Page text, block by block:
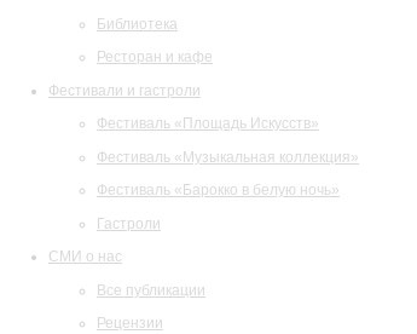
Библиотека
Ресторан и кафе
Фестивали и гастроли
Фестиваль «Площадь Искусств»
Фестиваль «Музыкальная коллекция»
Фестиваль «Барокко в белую ночь»
Гастроли
СМИ о нас
Все публикации
Рецензии